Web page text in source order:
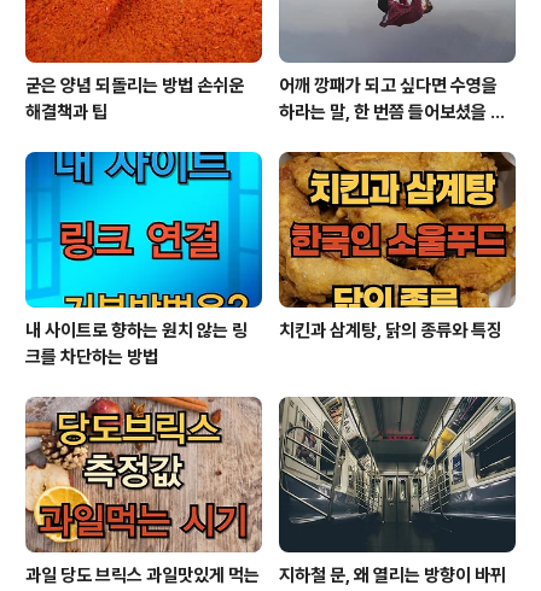
굳은 양념 되돌리는 방법 손쉬운
해결책과 팁
어깨 깡패가 되고 싶다면 수영을
하라는 말, 한 번쯤 들어보셨을 겁
내 사이트로 향하는 원치 않는 링
크를 차단하는 방법
치킨과 삼계탕, 닭의 종류와 특징
과일 당도 브릭스 과일맛있게 먹는 지하철 문, 왜 열리는 방향이 바뀌